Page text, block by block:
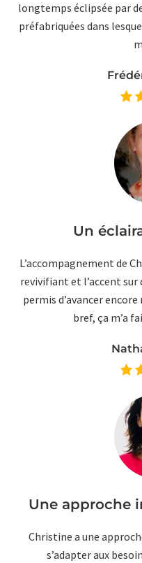
longtemps éclipsée par
préfabriquées dans
Un
L’accompagnement de
revivifiant et l’accent sur
permis d’avancer
bref, ça m’a
Une approche
Christine a une
s’adapter aux